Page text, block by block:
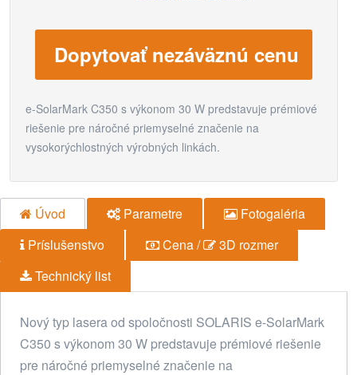
Dopytovať nezáväznú cenu
e-SolarMark C350 s výkonom 30 W predstavuje prémiové
riešenie pre náročné priemyselné značenie na
vysokorýchlostných výrobných linkách.
Úvod Parametre
Fotogaléria
Príslušenstvo
Cena /
3D rozmer
Technický list
Nový typ lasera od spoločnosti SOLARIS e-SolarMark
C350 s výkonom 30 W predstavuje prémiové riešenie
pre náročné priemyselné značenie na